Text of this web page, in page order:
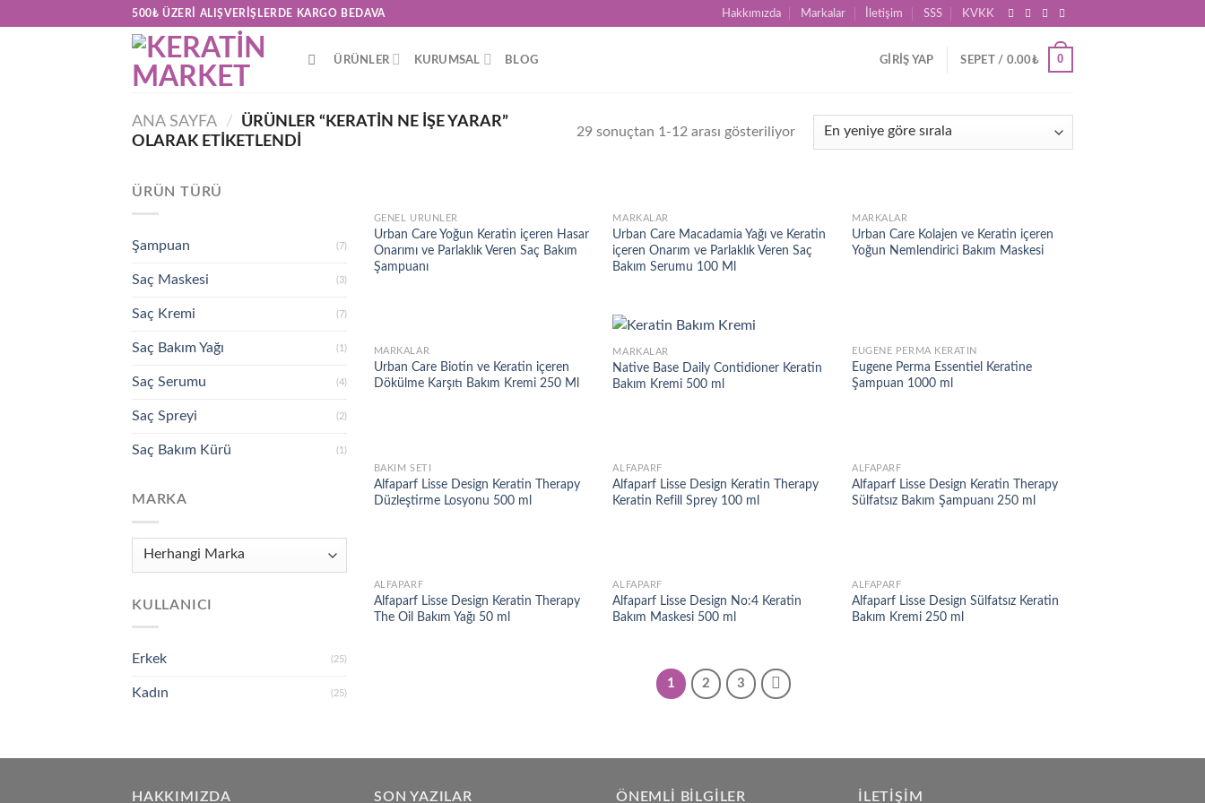
500₺ ÜZERI ALIŞVERIŞLERDE KARGO BEDAVA Hakkımızda Markalar İletişim SSS KVKK
ÜRÜNLER KURUMSAL BLOG GIRIŞ YAP SEPET / 0.00₺ 0
ANA SAYFA / ÜRÜNLER “KERATIN NE IŞE YARAR”
OLARAK ETIKETLENDI
29 sonuçtan 1-12 arası gösteriliyor
ÜRÜN TÜRÜ
Şampuan (7)
Saç Maskesi (3)
Saç Kremi (7)
Saç Bakım Yağı (1)
Saç Serumu (4)
Saç Spreyi (2)
Saç Bakım Kürü (1)
MARKA
KULLANICI
Erkek (25)
Kadın (25)
Add to
wishlist
GENEL ÜRÜNLER
Urban Care Yoğun Keratin içeren Hasar
Onarımı ve Parlaklık Veren Saç Bakım
Şampuanı
Add to
wishlist
MARKALAR
Urban Care Macadamia Yağı ve Keratin
içeren Onarım ve Parlaklık Veren Saç
Bakım Serumu 100 Ml
Add to
wishlist
MARKALAR
Urban Care Kolajen ve Keratin içeren
Yoğun Nemlendirici Bakım Maskesi
Add to
wishlist
MARKALAR
Urban Care Biotin ve Keratin içeren
Dökülme Karşıtı Bakım Kremi 250 Ml
Add to
MARKALAR
Native Base Daily Contidioner Keratin
Bakım Kremi 500 ml
Add to
EUGENE PERMA KERATIN
Eugene Perma Essentiel Keratine
Şampuan 1000 ml
Add to
wishlist
BAKIM SETI
Alfaparf Lisse Design Keratin Therapy
Düzleştirme Losyonu 500 ml
Add to
wishlist
ALFAPARF
Alfaparf Lisse Design Keratin Therapy
Keratin Refill Sprey 100 ml
Add to
wishlist
ALFAPARF
Alfaparf Lisse Design Keratin Therapy
Sülfatsız Bakım Şampuanı 250 ml
Add to
wishlist
ALFAPARF
Alfaparf Lisse Design Keratin Therapy
The Oil Bakım Yağı 50 ml
Add to
ALFAPARF
Alfaparf Lisse Design No:4 Keratin
Bakım Maskesi 500 ml
Add to
ALFAPARF
Alfaparf Lisse Design Sülfatsız Keratin
Bakım Kremi 250 ml
1 2 3
HAKKIMIZDA SON YAZILAR ÖNEMLI BILGILER İLETIŞIM